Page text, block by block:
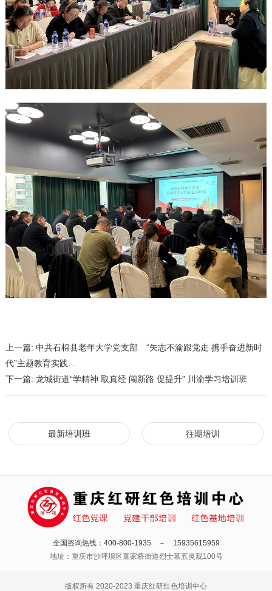
上一篇: 中共石棉县老年大学党支部 “矢志不渝跟党走 携手奋进新时
代”主题教育实践…
下一篇: 龙城街道“学精神 取真经 闯新路 促提升” 川渝学习培训班
最新培训班 往期培训
全国咨询热线：400-800-1935 － 15935615959
地址：重庆市沙坪坝区童家桥街道烈士墓五灵观100号
版权所有 2020-2023 重庆红研红色培训中心